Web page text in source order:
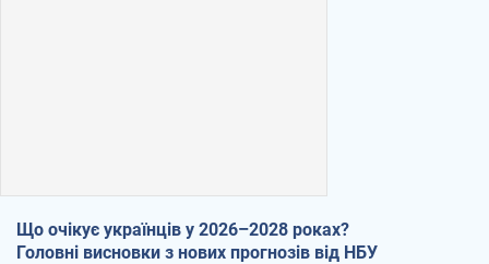
Що очікує українців у 2026–2028 роках?
Головні висновки з нових прогнозів від НБУ